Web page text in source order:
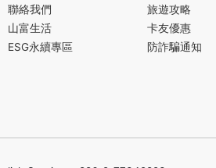
聯絡我們
山富生活
ESG永續專區
旅遊攻略
卡友優惠
防詐騙通知